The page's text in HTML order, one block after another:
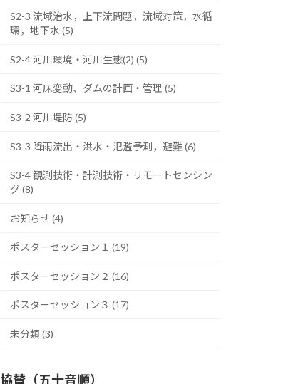
S2-3 流域治水，上下流問題，流域対策，水循
環，地下水 (5)
S2-4 河川環境・河川生態(2) (5)
S3-1 河床変動、ダムの計画・管理 (5)
S3-2 河川堤防 (5)
S3-3 降雨流出・洪水・氾濫予測，避難 (6)
S3-4 観測技術・計測技術・リモートセンシン
グ (8)
お知らせ (4)
ポスターセッション１ (19)
ポスターセッション２ (16)
ポスターセッション３ (17)
未分類 (3)
協賛（五十音順）